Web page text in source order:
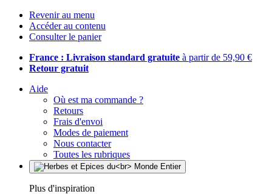
Revenir au menu
Accéder au contenu
Consulter le panier
France : Livraison standard gratuite à partir de 59,90 €
Retour gratuit
Aide
Où est ma commande ?
Retours
Frais d'envoi
Modes de paiement
Nous contacter
Toutes les rubriques
Plus d'inspiration